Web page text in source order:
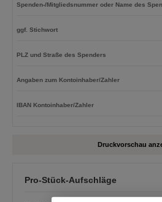
Spenden-/Mitgliedsnummer oder Name des
ggf. Stichwort
PLZ und Straße des Spenders
Angaben zum Kontoinhaber/Zahler
IBAN Kontoinhaber/Zahler
Druckvorschau
Pro-Stück-Aufschläge